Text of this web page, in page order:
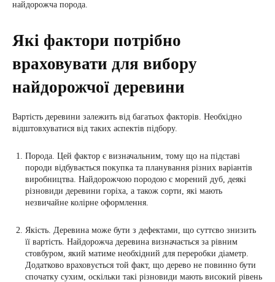
найдорожча порода.
Які фактори потрібно
враховувати для вибору
найдорожчої деревини
Вартість деревини залежить від багатьох факторів. Необхідно
відштовхуватися від таких аспектів підбору.
Порода. Цей фактор є визначальним, тому що на підставі
породи відбувається покупка та планування різних варіантів
виробництва. Найдорожчою породою є морений дуб, деякі
різновиди деревини горіха, а також сорти, які мають
незвичайне колірне оформлення.
Якість. Деревина може бути з дефектами, що суттєво знизить
її вартість. Найдорожча деревина визначається за рівним
стовбуром, який матиме необхідний для переробки діаметр.
Додатково враховується той факт, що дерево не повинно бути
спочатку сухим, оскільки такі різновиди мають високий рівень